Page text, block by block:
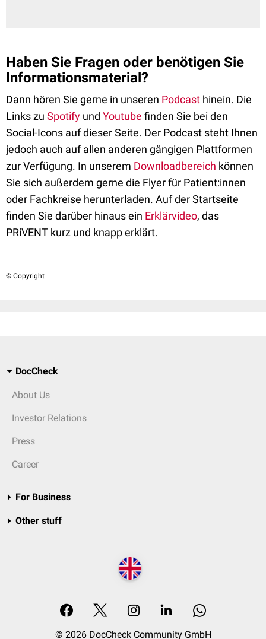
Haben Sie Fragen oder benötigen Sie
Informationsmaterial?
Dann hören Sie gerne in unseren Podcast hinein. Die
Links zu Spotify und Youtube finden Sie bei den
Social-Icons auf dieser Seite. Der Podcast steht Ihnen
jedoch auch auf allen anderen gängigen Plattformen
zur Verfügung. In unserem Downloadbereich können
Sie sich außerdem gerne die Flyer für Patient:innen
oder Fachkreise herunterladen. Auf der Startseite
finden Sie darüber hinaus ein Erklärvideo, das
PRiVENT kurz und knapp erklärt.
© Copyright
DocCheck
About Us
Investor Relations
Press
Career
For Business
Other stuff
© 2026 DocCheck Community GmbH